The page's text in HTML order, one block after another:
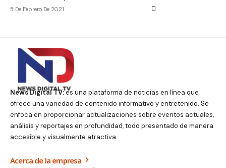
5 De Febrero De 2021
News Digital TV:es una plataforma de noticias en línea que
ofrece una variedad de contenido informativo y entretenido. Se
enfoca en proporcionar actualizaciones sobre eventos actuales,
análisis y reportajes en profundidad, todo presentado de manera
accesible y visualmente atractiva.
Acerca de la empresa